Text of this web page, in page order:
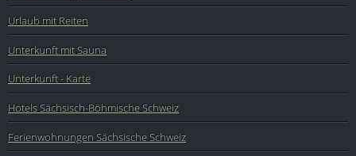
Urlaub mit Reiten
Unterkunft mit Sauna
Unterkunft - Karte
Hotels Sächsisch-Böhmische Schweiz
Ferienwohnungen Sächsische Schweiz